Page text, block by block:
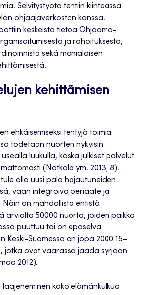
Selvitystyötä tehtiin kiinteässä
ohjaajaverkoston kanssa.
keskeistä tietoa Ohjaamo-
ja rahoituksesta,
sekä monialaisen
kehittämisen
ehkäisemiseksi tehtyjä toimia
todetaan nuorten nykyisin
luukulla, koska julkiset palvelut
(Notkola ym. 2013, 8).
olla uusi pala hajautuneiden
vaan integroiva periaate ja
Näin on mahdollista entistä
arviolta 50000 nuorta, joiden paikka
puuttuu tai on epäselvä
Keski-Suomessa on jopa 2000 15–
jotka ovat vaarassa jäädä syrjään
2012).
laajeneminen koko elämänkulkua